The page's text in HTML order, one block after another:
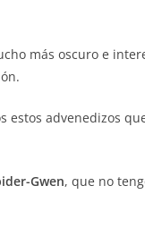
más oscuro e
estos advenedizos
Gwen, que no